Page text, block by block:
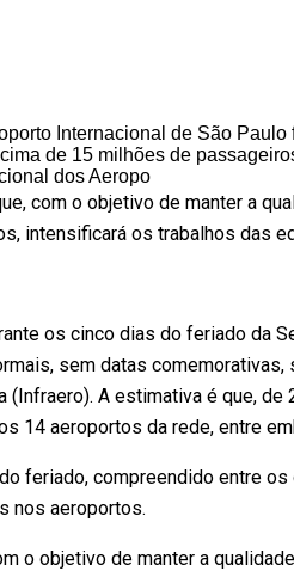
com o objetivo de manter a
intensificará os trabalhos das
os cinco dias do feriado da
sem datas
(Infraero). A estimativa é que,
14 aeroportos da rede, entre
feriado, compreendido entre
nos aeroportos.
o objetivo de manter a